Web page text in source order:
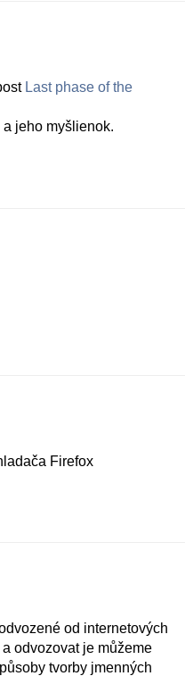
Last phase of the
jeho myšlienok.
Firefox
od internetových
odvozovat je můžeme
tvorby jmenných